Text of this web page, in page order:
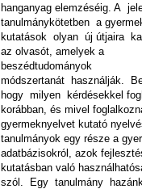
hanganyag elemzéséig. A
tanulmánykötetben a
kutatások olyan új útjaira
az olvasót, amelyek a
beszédtudományok
módszertanát használják.
hogy milyen kérdésekkel
korábban, és mivel
gyermeknyelvet kutató
tanulmányok egy része a
adatbázisokról, azok
kutatásban való
szól. Egy tanulmány